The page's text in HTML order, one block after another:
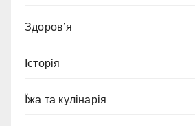
Здоров’я
Історія
Їжа та кулінарія